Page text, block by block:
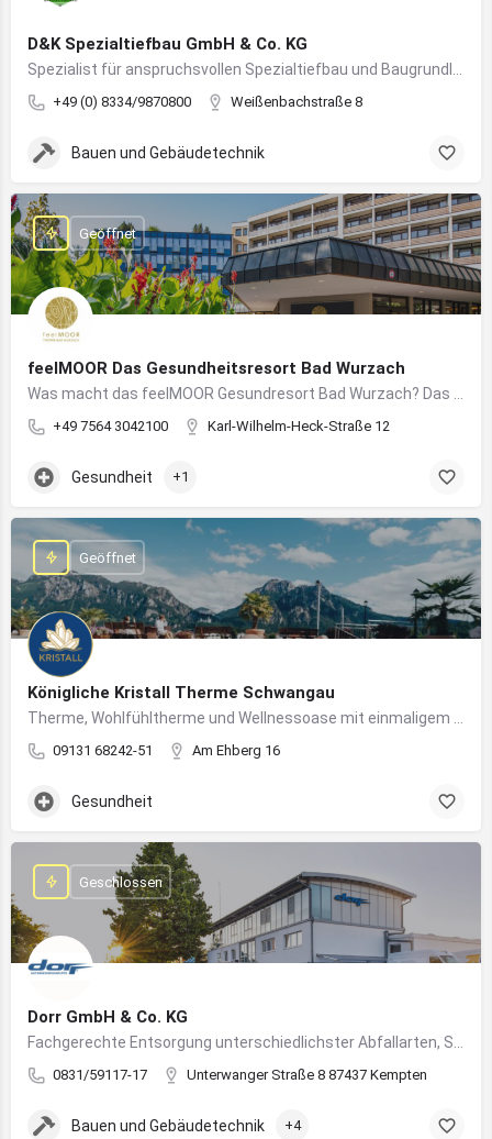
D&K Spezialtiefbau GmbH & Co. KG
+49 (0) 8334/9870800 Weißenbachstraße 8
Bauen und Gebäudetechnik
feelMOOR Das Gesundheitsresort Bad Wurzach
+49 7564 3042100 Karl-Wilhelm-Heck-Straße 12
Geöffnet
Gesundheit +1
Königliche Kristall Therme Schwangau
09131 68242-51 Am Ehberg 16
Geöffnet
Gesundheit
Dorr GmbH & Co. KG
0831/59117-17 Unterwanger Straße 8 87437 Kempten
Geschlossen
Bauen und Gebäudetechnik +4